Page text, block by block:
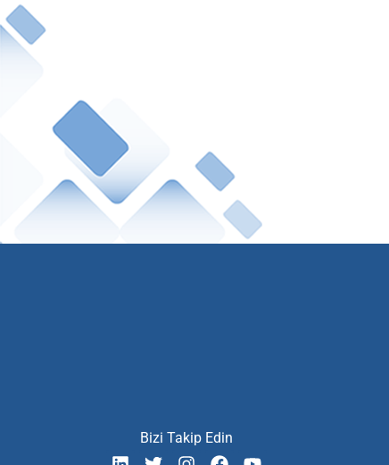
Bizi Takip Edin